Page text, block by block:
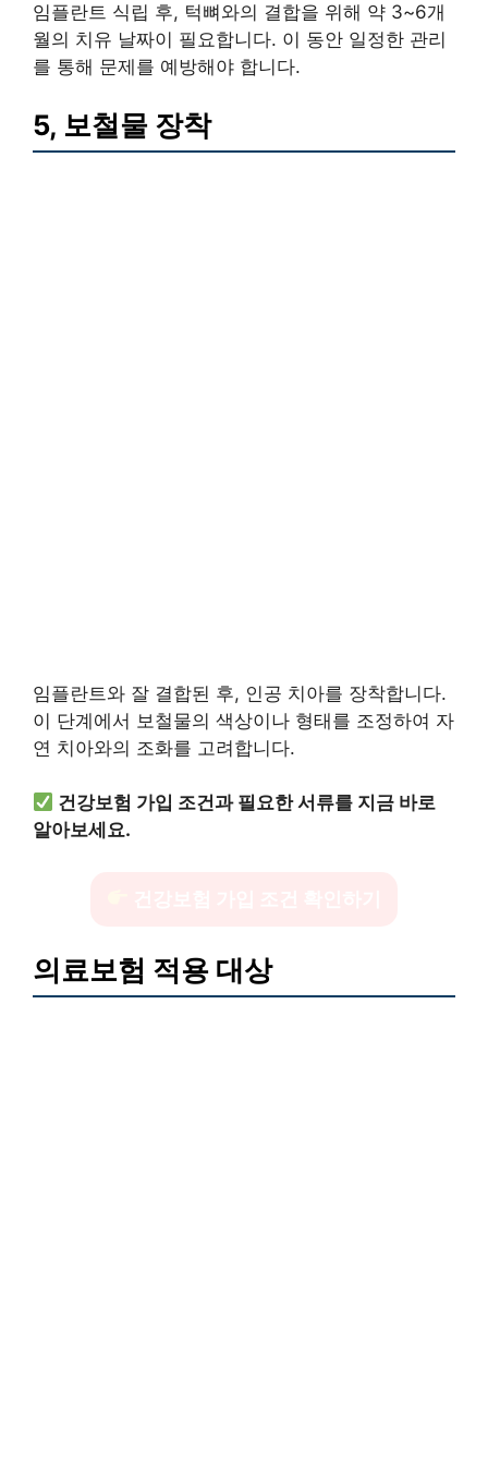
임플란트 식립 후, 턱뼈와의 결합을 위해 약 3~6개
월의 치유 날짜이 필요합니다. 이 동안 일정한 관리
를 통해 문제를 예방해야 합니다.
5, 보철물 장착
임플란트와 잘 결합된 후, 인공 치아를 장착합니다.
이 단계에서 보철물의 색상이나 형태를 조정하여 자
연 치아와의 조화를 고려합니다.
건강보험 가입 조건과 필요한 서류를 지금 바로
알아보세요.
의료보험 적용 대상